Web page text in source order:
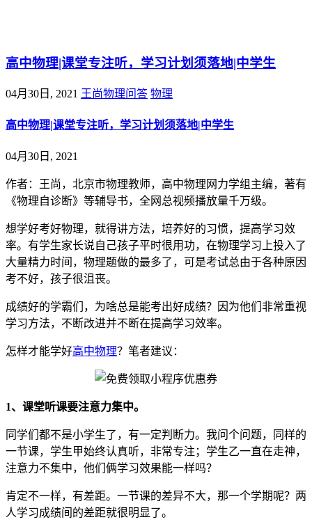
高中物理|课堂专注听，学习计划须落地|中学生
04月30日, 2021 王尚物理问答 物理
高中物理|课堂专注听，学习计划须落地|中学生
04月30日, 2021
作者：王尚，北京市物理教师，高中物理网力学组主编，著有
《物理自诊断》等辅导书，全网总视频播放量千万级。
想学好考好物理，就得讲方法，培养好的习惯，提高学习效
率。有学生家长说自己孩子平时很用功，在物理学习上投入了
大量精力时间，物理题做的最多了，可是考试总由于各种原因
考不好，孩子很沮丧。
成绩好的学霸们，为啥总是能考出好成绩？因为他们非常重视
学习方法，不断改进并不断在提高学习效率。
怎样才能学好高中物理？笔者建议：
1、课堂听课要注意力集中。
同学们都不是小学生了，有一定判断力。我问个问题，同样的
一节课，学生甲始终认真听，非常专注；学生乙一直在走神，
注意力不集中，他们俩学习效果能一样吗？
肯定不一样，有差距。一节课的差异不大，那一个学期呢？两
人学习成绩间的差距就很明显了。